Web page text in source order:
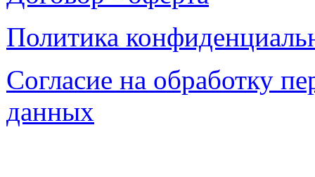
Политика
Согласие на обработку
данных